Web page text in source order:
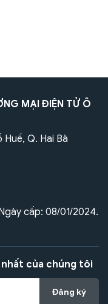
MẠI ĐIỆN TỬ Ô
Q. Hai Bà
cấp: 08/01/2024.
của chúng tôi
Đăng ký